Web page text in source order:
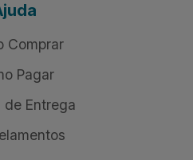
Comprar
Pagar
de Entrega